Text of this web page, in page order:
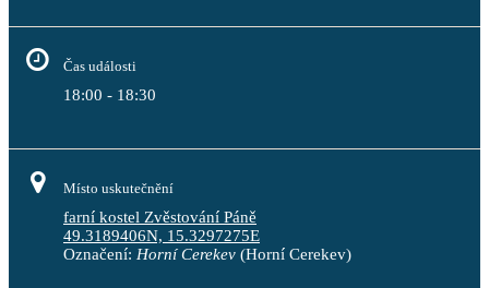
Čas události
18:00 - 18:30
Místo uskutečnění
farní kostel Zvěstování Páně
49.3189406N, 15.3297275E
Označení: Horní Cerekev (Horní Cerekev)